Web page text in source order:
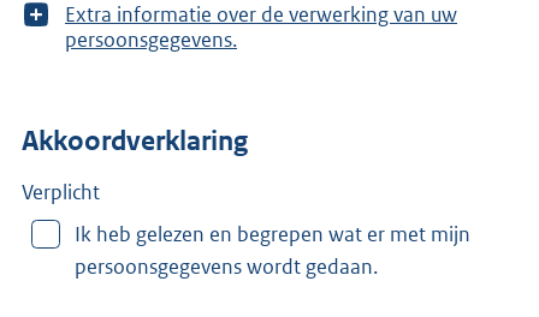
T
o
e
r
n
Extra informatie over de verwerking van uw
persoonsgegevens.
Akkoordverklaring
Verplicht
Ik heb gelezen en begrepen wat er met mijn
persoonsgegevens wordt gedaan.